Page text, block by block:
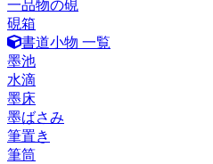
一品物の硯
硯箱
書道小物 一覧
墨池
水滴
墨床
墨ばさみ
筆置き
筆筒